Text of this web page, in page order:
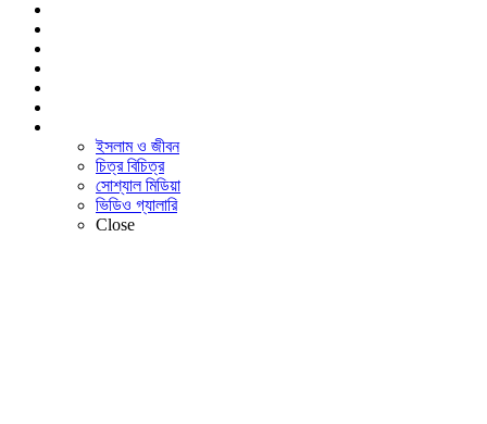
ইসলাম ও জীবন
চিত্র বিচিত্র
সোশ্যাল মিডিয়া
ভিডিও গ্যালারি
Close